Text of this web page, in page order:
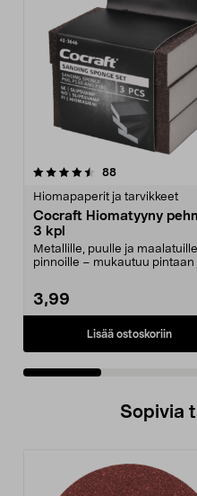
88arvostelut
Hiomapaperit ja tarvikkeet
Cocraft Hiomatyyny
3 kpl
Metallille, puulle ja maalatuille
pinnoille – mukautuu pintaan
3,99
Lisää ostoskoriin
4.5 viidestä
Sopivia